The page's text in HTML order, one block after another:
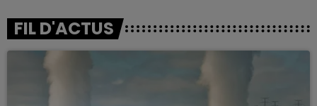
FIL D'ACTUS